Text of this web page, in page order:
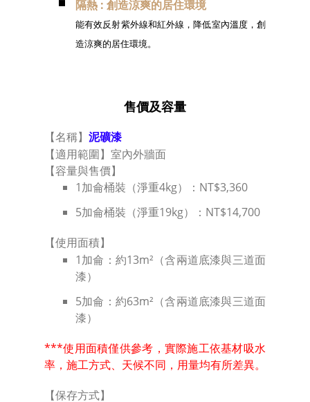
隔熱 : 創造涼爽的居住環境
能有效反射紫外線和紅外線，降低室內溫度，創
造涼爽的居住環境。
售價及容量
【名稱】 泥礦漆
【適用範圍】室內外牆面
【容量與售價】
1加侖桶裝（淨重4kg）：NT$3,360
5加侖桶裝（淨重19kg）：NT$14,700
【使用面積】
1加侖：約13m²（含兩道底漆與三道面
漆）
5加侖：約63m²（含兩道底漆與三道面
漆）
***使用面積僅供參考，實際施工依基材吸水
率，施工方式、天候不同，用量均有所差異。
【保存方式】